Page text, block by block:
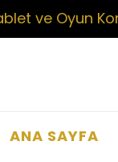
ve Oyun
ANA SAYFA